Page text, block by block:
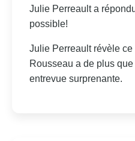
Julie Perreault a
possible!
Julie Perreault révèle
Rousseau a de plus
entrevue surprenante.